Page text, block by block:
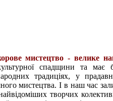
мистецтво - велике
спадщини та має
традиціях, у
мистецтва. І в наш час
творчих